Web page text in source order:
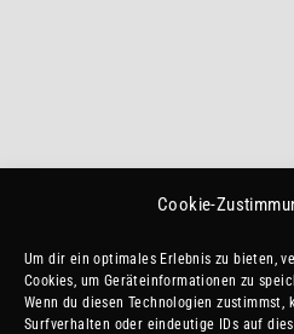
Cookie-
Um dir ein optimales Erlebnis zu bieten,
Cookies, um Geräteinformationen zu
Wenn du diesen Technologien zustimmst,
Surfverhalten oder eindeutige IDs auf
SEI STARK.
SEI SCHNELL.